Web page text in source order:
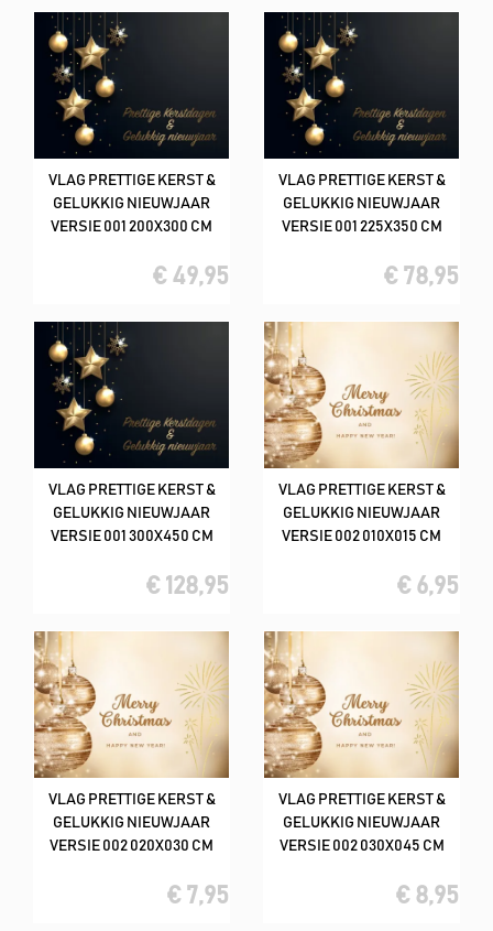
VLAG PRETTIGE KERST &
GELUKKIG NIEUWJAAR
VERSIE 001 200X300 CM
€ 49,95
VLAG PRETTIGE KERST &
GELUKKIG NIEUWJAAR
VERSIE 001 225X350 CM
€ 78,95
VLAG PRETTIGE KERST &
GELUKKIG NIEUWJAAR
VERSIE 001 300X450 CM
€ 128,95
VLAG PRETTIGE KERST &
GELUKKIG NIEUWJAAR
VERSIE 002 010X015 CM
€ 6,95
VLAG PRETTIGE KERST &
GELUKKIG NIEUWJAAR
VERSIE 002 020X030 CM
€ 7,95
VLAG PRETTIGE KERST &
GELUKKIG NIEUWJAAR
VERSIE 002 030X045 CM
€ 8,95